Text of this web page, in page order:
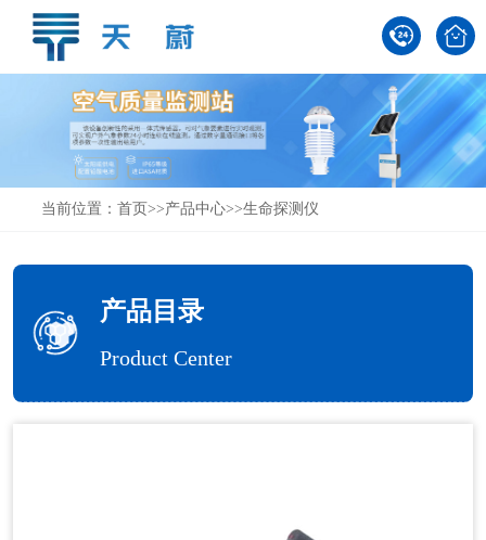
当前位置： 首页 >>产品中心>>生命探测仪
产品目录
Product Center